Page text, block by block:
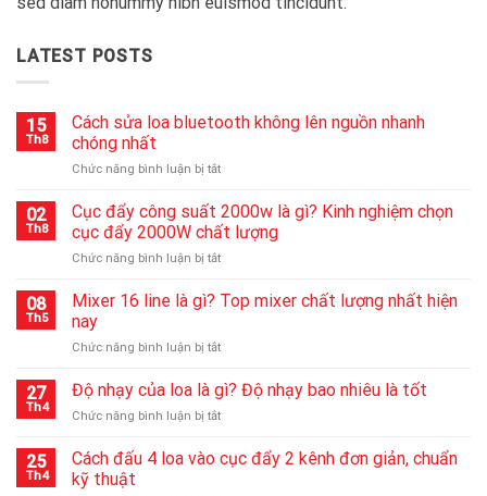
LATEST POSTS
15
Th8
Cách sửa loa bluetooth không lên nguồn nhanh
chóng nhất
Chức năng bình luận bị tắtở
sửa
loa
bluetooth
không
nguồn
nhất
02
Th8
Cục đẩy công suất 2000w là gì? Kinh nghiệm chọn
cục đẩy 2000W chất lượng
Chức năng bình luận bị tắtở
đẩy
công
2000w
gì?
nghiệm
cục
08
Th5
Mixer 16 line là gì? Top mixer chất lượng nhất hiện
nay
Chức năng bình luận bị tắtở
16
line
là
Top
27
Th4
Độ nhạy của loa là gì? Độ nhạy bao nhiêu là tốt
Chức năng bình luận bị tắtở
nhạy
của
25
Th4
Cách đấu 4 loa vào cục đẩy 2 kênh đơn giản, chuẩn
kỹ thuật